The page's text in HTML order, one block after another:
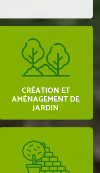
CRÉATION ET
AMÉNAGEMENT DE
JARDIN